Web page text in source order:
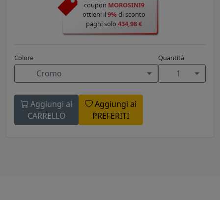
coupon MOROSINI9
ottieni il9% di sconto
paghi solo 434,98 €
Colore
Cromo
Quantità
1
Aggiungi al
CARRELLO
Aggiungi ai
PREFERITI